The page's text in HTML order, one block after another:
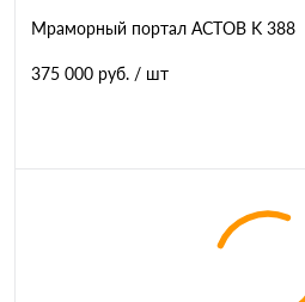
Мраморный портал АСТОВ K 388
375 000 руб. / шт